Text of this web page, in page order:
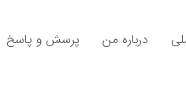
درباره من پرسش و پاسخ